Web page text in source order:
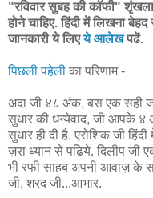
"रविवार सुबह की कॉफी"
होने चाहिए. हिंदी में लिखना
जानकारी ये लिएये आलेखपढें.
पिछली पहेली का परिणाम -
अदा जी ४८ अंक, बस एक सही
सुधार की धन्येवाद, जी आपके
सुधार ही दी है. एरोशिक जी
ज़रा ध्यान से पढिये. दिलीप
भी रफी साहब अपनी आवाज़ के
जी, शरद जी...आभार.